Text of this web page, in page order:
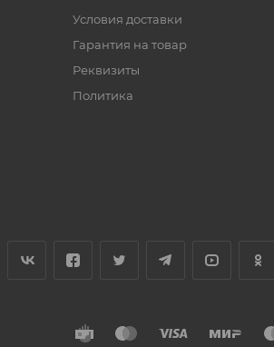
Условия доставки
Гарантия на товар
Реквизиты
Политика